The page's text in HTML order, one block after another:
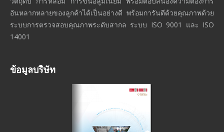
อันหลากหลายของลูกค้าได้เป็นอย่างดี พร้อมการันตีด้วยคุณภาพด้วย
ระบบการตรวจสอบคุณภาพระดับสากล ระบบ ISO 9001 และ ISO
14001
ข้อมูลบริษัท